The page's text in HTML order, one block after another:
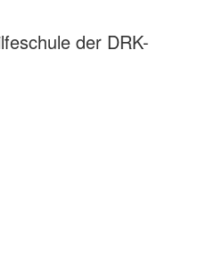
der DRK-